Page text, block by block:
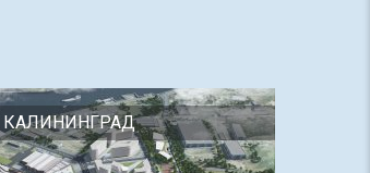
КАЛИНИНГРАД